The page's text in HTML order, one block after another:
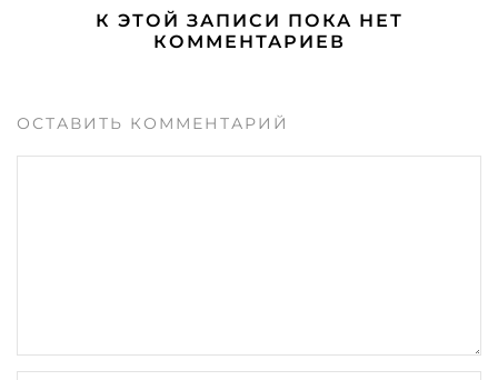
К ЭТОЙ ЗАПИСИ ПОКА НЕТ
КОММЕНТАРИЕВ
ОСТАВИТЬ КОММЕНТАРИЙ